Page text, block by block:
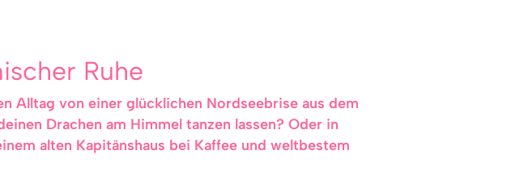
Ruhe
Alltag von einer glücklichen Nordseebrise aus dem
Drachen am Himmel tanzen lassen? Oder in
alten Kapitänshaus bei Kaffee und weltbestem